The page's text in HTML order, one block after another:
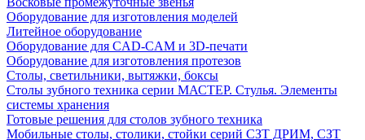
Оборудование для изготовления моделей
Литейное оборудование
Оборудование для CAD-CAM и 3D-печати
Оборудование для изготовления протезов
Cтолы, светильники, вытяжки, боксы
Столы зубного техника серии МАСТЕР. Стулья. Элементы
системы хранения
Готовые решения для столов зубного техника
Мобильные столы, столики, стойки серий СЗТ ДРИМ, СЗТ